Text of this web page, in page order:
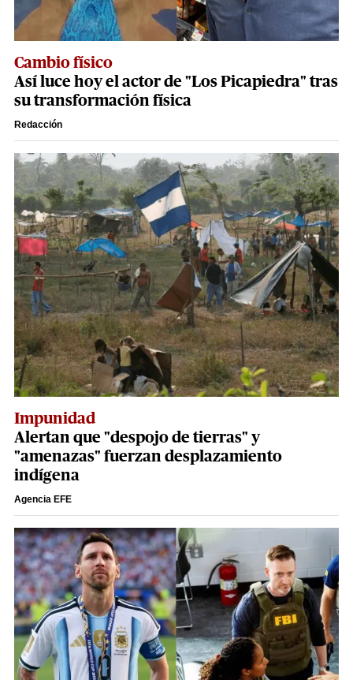
Cambio físico
Así luce hoy el actor de "Los Picapiedra" tras
su transformación física
Redacción
Impunidad
Alertan que "despojo de tierras" y
"amenazas" fuerzan desplazamiento
indígena
Agencia EFE